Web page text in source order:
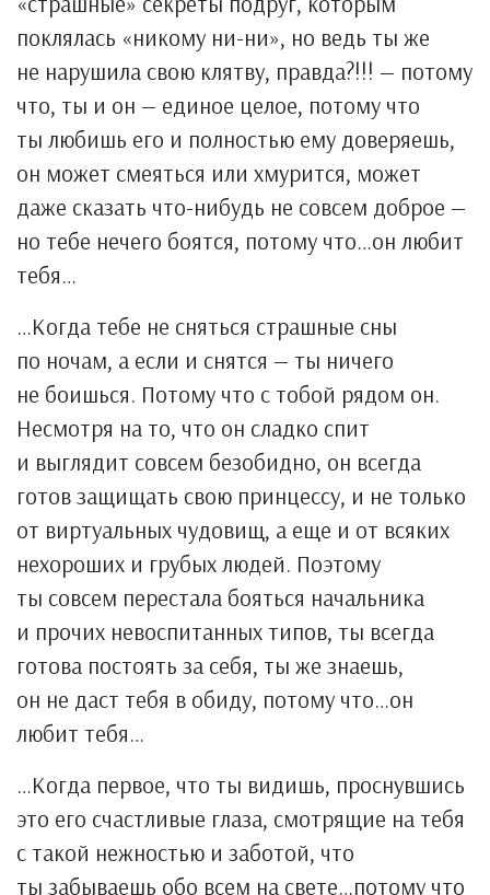
поклялась «никому ни-ни», но ведь ты же
не нарушила свою клятву, правда?!!! — потому
что, ты и он — единое целое, потому что
ты любишь его и полностью ему доверяешь,
он может смеяться или хмурится, может
даже сказать что-нибудь не совсем доброе —
но тебе нечего боятся, потому что…он любит
тебя…
…Когда тебе не сняться страшные сны
по ночам, а если и снятся — ты ничего
не боишься. Потому что с тобой рядом он.
Несмотря на то, что он сладко спит
и выглядит совсем безобидно, он всегда
готов защищать свою принцессу, и не только
от виртуальных чудовищ, а еще и от всяких
нехороших и грубых людей. Поэтому
ты совсем перестала бояться начальника
и прочих невоспитанных типов, ты всегда
готова постоять за себя, ты же знаешь,
он не даст тебя в обиду, потому что…он
любит тебя…
…Когда первое, что ты видишь, проснувшись
это его счастливые глаза, смотрящие на тебя
с такой нежностью и заботой, что
ты забываешь обо всем на свете…потому что